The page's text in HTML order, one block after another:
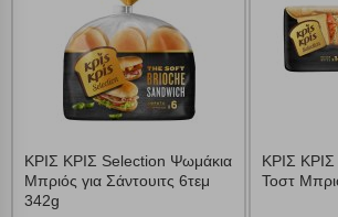
ΚΡΙΣ ΚΡΙΣ Selection Ψωμάκια
Μπριός για Σάντουιτς 6τεμ
342g
ΚΡΙΣ
Τοστ